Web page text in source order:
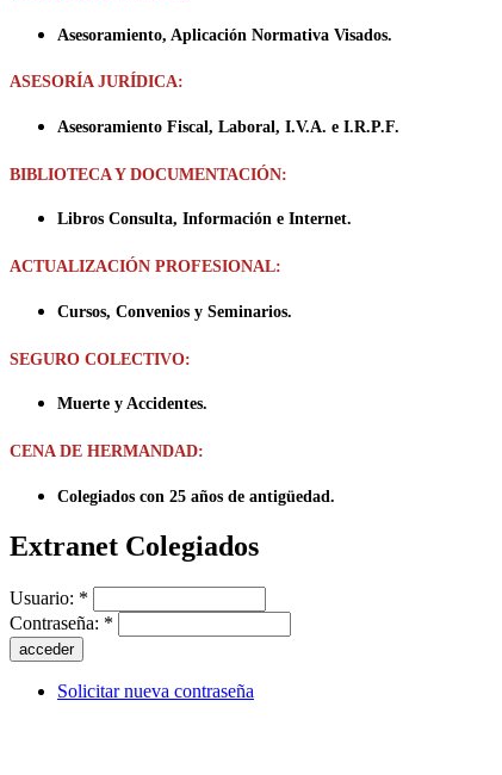
Asesoramiento, Aplicación Normativa Visados.
ASESORÍA JURÍDICA:
Asesoramiento Fiscal, Laboral, I.V.A. e I.R.P.F.
BIBLIOTECA Y DOCUMENTACIÓN:
Libros Consulta, Información e Internet.
ACTUALIZACIÓN PROFESIONAL:
Cursos, Convenios y Seminarios.
SEGURO COLECTIVO:
Muerte y Accidentes.
CENA DE HERMANDAD:
Colegiados con 25 años de antigüedad.
Extranet Colegiados
Usuario: *
Contraseña: *
Solicitar nueva contraseña